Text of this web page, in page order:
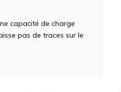
capacité de charge
pas de traces sur le